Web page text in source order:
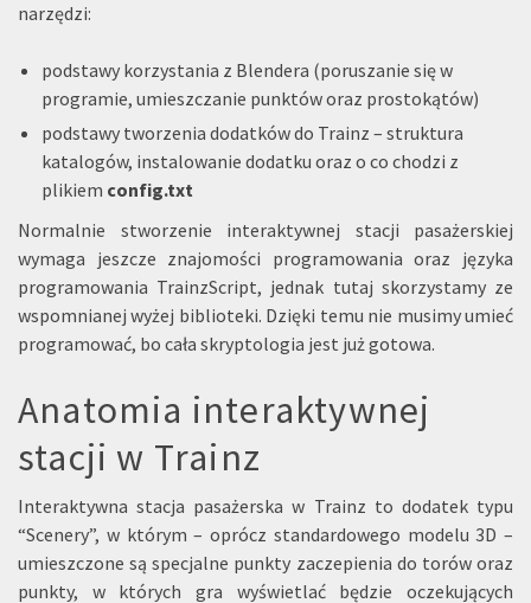
narzędzi:
podstawy korzystania z Blendera (poruszanie się w
programie, umieszczanie punktów oraz prostokątów)
podstawy tworzenia dodatków do Trainz – struktura
katalogów, instalowanie dodatku oraz o co chodzi z
plikiem config.txt
Normalnie stworzenie interaktywnej stacji pasażerskiej
wymaga jeszcze znajomości programowania oraz języka
programowania TrainzScript, jednak tutaj skorzystamy ze
wspomnianej wyżej biblioteki. Dzięki temu nie musimy umieć
programować, bo cała skryptologia jest już gotowa.
Anatomia interaktywnej
stacji w Trainz
Interaktywna stacja pasażerska w Trainz to dodatek typu
“Scenery”, w którym – oprócz standardowego modelu 3D –
umieszczone są specjalne punkty zaczepienia do torów oraz
punkty, w których gra wyświetlać będzie oczekujących